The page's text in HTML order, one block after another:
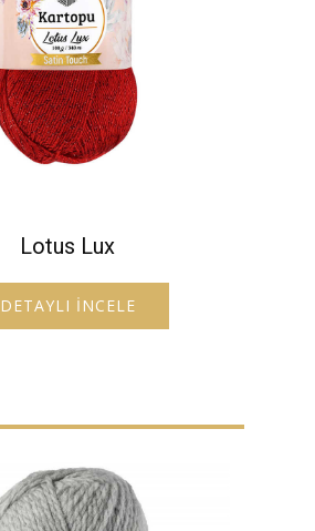
Lotus Lux
DETAYLI İNCELE